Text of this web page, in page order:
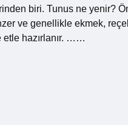
biri. Tunus ne yenir?
ve genellikle ekmek,
etle hazırlanır. ……